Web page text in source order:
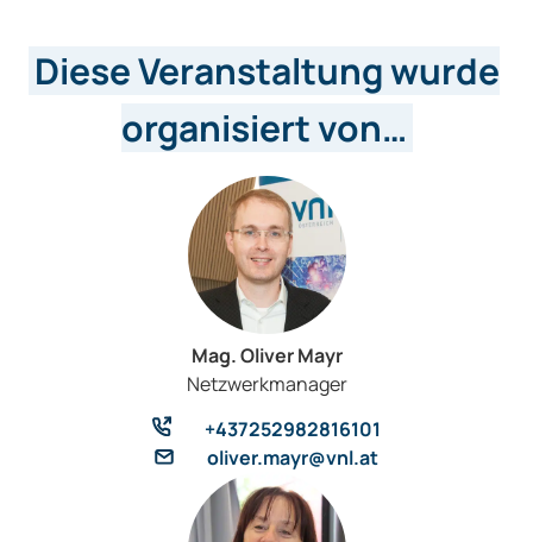
Diese Veranstaltung wurde
organisiert von…
Mag. Oliver Mayr
Netzwerkmanager
+437252982816101
oliver.mayr@vnl.at